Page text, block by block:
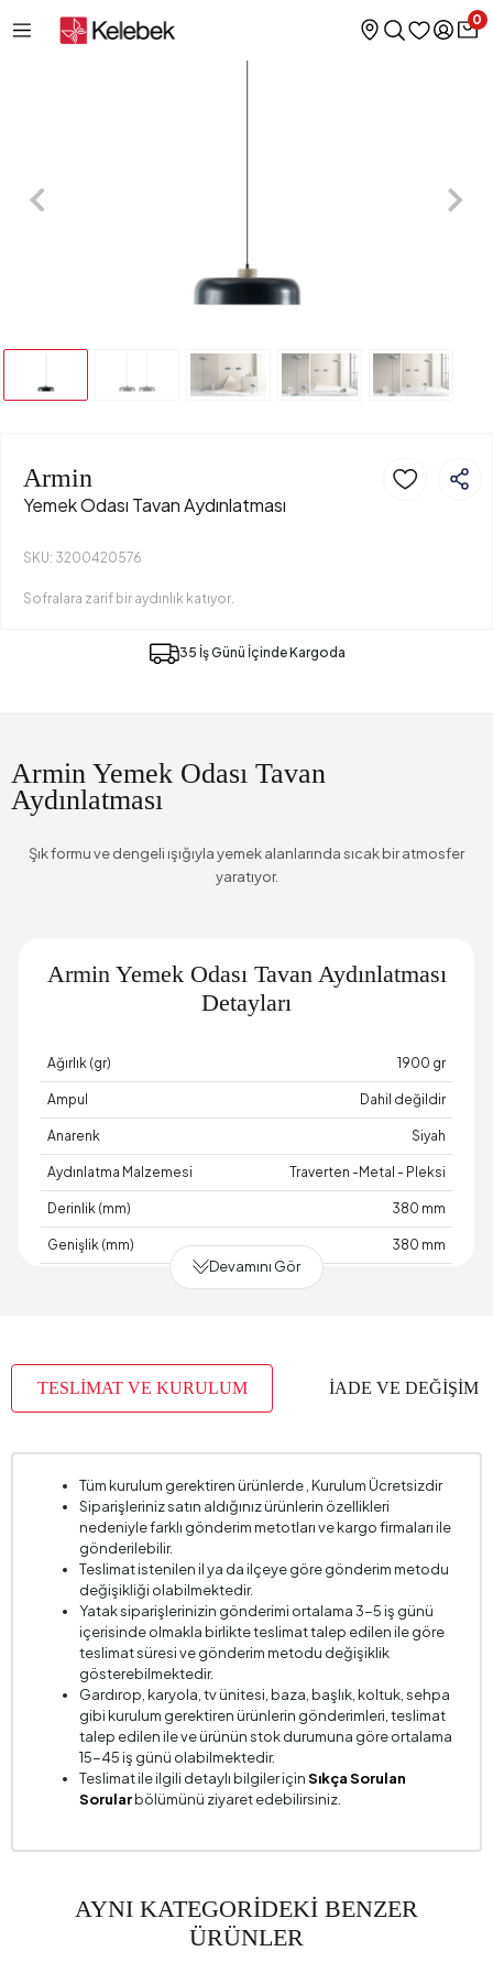
0
Armin
Yemek Odası Tavan Aydınlatması
SKU: 3200420576
Sofralara zarif bir aydınlık katıyor.
35 İş Günü İçinde Kargoda
Armin Yemek Odası Tavan
Aydınlatması
Şık formu ve dengeli ışığıyla yemek alanlarında sıcak bir atmosfer
yaratıyor.
Armin Yemek Odası Tavan Aydınlatması
Detayları
Ağırlık (gr) 1900 gr
Ampul Dahil değildir
Anarenk Siyah
Aydınlatma Malzemesi Traverten -Metal - Pleksi
Derinlik (mm) 380 mm
Genişlik (mm) 380 mm
Yükseklik (mm) 170 mm
Devamını Gör
TESLİMAT VE KURULUM İADE VE DEĞİŞİM
Tüm kurulum gerektiren ürünlerde , Kurulum Ücretsizdir
Siparişleriniz satın aldığınız ürünlerin özellikleri
nedeniyle farklı gönderim metotları ve kargo firmaları ile
gönderilebilir.
Teslimat istenilen il ya da ilçeye göre gönderim metodu
değişikliği olabilmektedir.
Yatak siparişlerinizin gönderimi ortalama 3-5 iş günü
içerisinde olmakla birlikte teslimat talep edilen ile göre
teslimat süresi ve gönderim metodu değişiklik
gösterebilmektedir.
Gardırop, karyola, tv ünitesi, baza, başlık, koltuk, sehpa
gibi kurulum gerektiren ürünlerin gönderimleri, teslimat
talep edilen ile ve ürünün stok durumuna göre ortalama
15-45 iş günü olabilmektedir.
Teslimat ile ilgili detaylı bilgiler içinSıkça Sorulan
Sorularbölümünü ziyaret edebilirsiniz.
AYNI KATEGORİDEKİ BENZER
ÜRÜNLER